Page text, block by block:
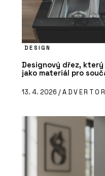
DESIGN
Designový dřez,
jako materiál pro
13. 4. 2026 /